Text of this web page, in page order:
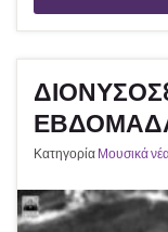
Κατηγορία Μουσικά